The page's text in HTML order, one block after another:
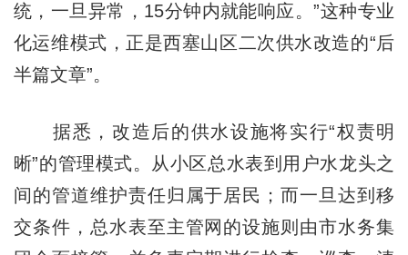
统，一旦异常，15分钟内就能响应。”这种专业
化运维模式，正是西塞山区二次供水改造的“后
半篇文章”。
据悉，改造后的供水设施将实行“权责明
晰”的管理模式。从小区总水表到用户水龙头之
间的管道维护责任归属于居民；而一旦达到移
交条件，总水表至主管网的设施则由市水务集